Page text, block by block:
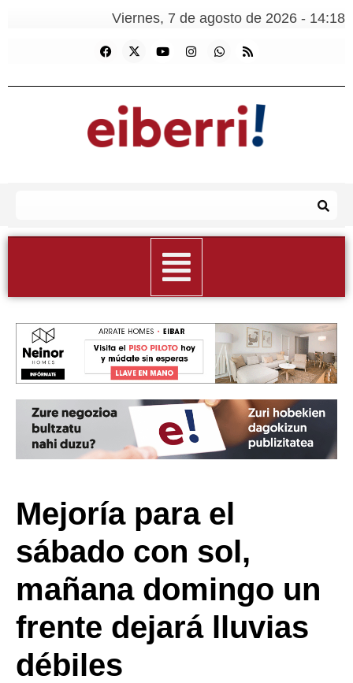
Viernes, 7 de agosto de 2026 - 14:18
Mejoría para el
sábado con sol,
mañana domingo un
frente dejará lluvias
débiles